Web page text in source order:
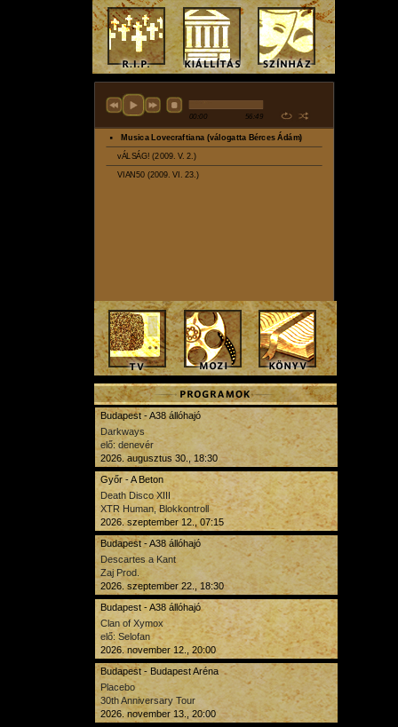
Budapest - A38 állóhajó
Darkways
elő: denevér
2026. augusztus 30., 18:30
Győr - A Beton
Death Disco XIII
XTR Human, Blokkontroll
2026. szeptember 12., 07:15
Budapest - A38 állóhajó
Descartes a Kant
Zaj Prod.
2026. szeptember 22., 18:30
Budapest - A38 állóhajó
Clan of Xymox
elő: Selofan
2026. november 12., 20:00
Budapest - Budapest Aréna
Placebo
30th Anniversary Tour
2026. november 13., 20:00